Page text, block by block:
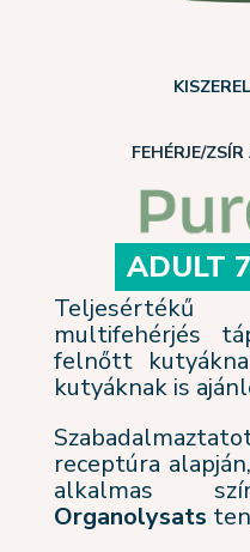
FEHÉRJE/
ADULT
multifehérjés
felnőtt
kutyáknak is
receptúra
alkalmas
Organolysats